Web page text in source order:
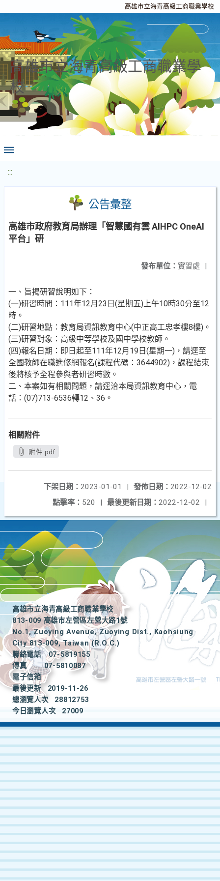
高雄市立海青高級工商職業學校
高雄市立海青高級工商職業學
校
:::
公告彙整
高雄市政府教育局辦理「智慧國有雲 AIHPC OneAI
平台」研
發布單位： 實習處 |
一、旨揭研習說明如下：
(一)研習時間：111年12月23日(星期五)上午10時30分至12
時。
(二)研習地點：教育局資訊教育中心(中正高工忠孝樓8樓)。
(三)研習對象：高級中等學校及國中學校教師。
(四)報名日期：即日起至111年12月19日(星期一)，請逕至
全國教師在職進修網報名(課程代碼：3644902)，課程結束
後將核予全程參與者研習時數。
二、本案如有相關問題，請逕洽本局資訊教育中心，電
話：(07)713-6536轉12、36。
相關附件
附件.pdf
發佈日期： 2022-12-02
下架日期： 2023-01-01
|
最後更新日期： 2022-12-02 |
點擊率： 520 |
高雄市立海青高級工商職業學校
813-009 高雄市左營區左營大路1號
No.1, Zuoying Avenue, Zuoying Dist., Kaohsiung
City 813-009, Taiwan (R.O.C.)
聯絡電話
07-5819155
|
傳真
07-5810087
電子信箱
最後更新
2019-11-26
總瀏覽人次
28812753
今日瀏覽人次
27009